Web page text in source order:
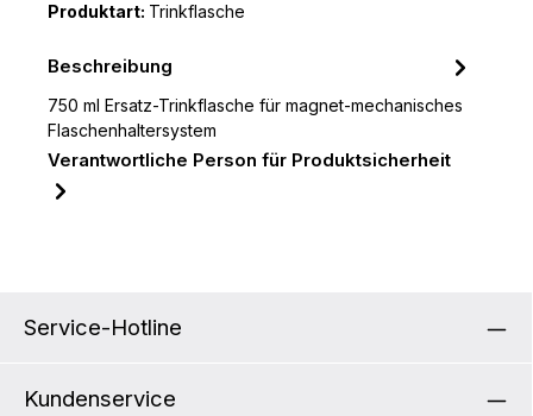
Produktart: Trinkflasche
Beschreibung
750 ml Ersatz-Trinkflasche für magnet-mechanisches
Flaschenhaltersystem
Verantwortliche Person für Produktsicherheit
Service-Hotline
Kundenservice